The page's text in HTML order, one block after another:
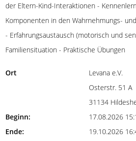
der Eltern-Kind-Interaktionen -
Komponenten in den Wahrnehmungs-
- Erfahrungsaustausch (motorisch und
Familiensituation - Praktische Übungen
Ort
Levana e.V.
Osterstr. 51 A
31134
Beginn:
17.08.2026
Ende:
19.10.2026